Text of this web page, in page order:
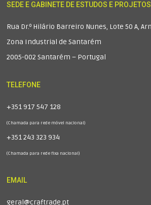
SEDE E GABINETE DE ESTUDOS E PROJETOS
Rua Dr.º Hilário Barreiro Nunes, Lote 50 A,
Zona Industrial de Santarém
2005-002 Santarém – Portugal
TELEFONE
+351 917 547 128
(Chamada para rede móvel nacional)
+351 243 323 934
(Chamada para rede fixa nacional)
EMAIL
geral@craftrade.pt